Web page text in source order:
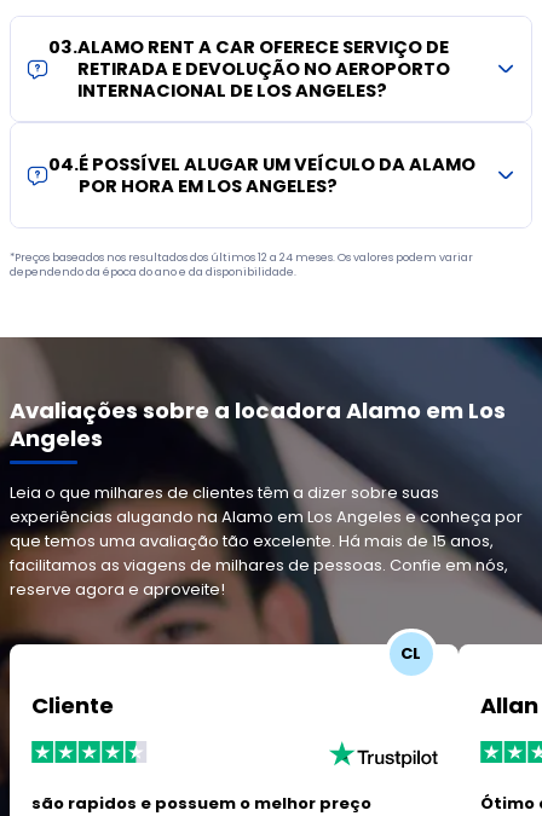
03.ALAMO RENT A CAR OFERECE SERVIÇO DE
RETIRADA E DEVOLUÇÃO NO AEROPORTO
INTERNACIONAL DE LOS ANGELES?
04.É POSSÍVEL ALUGAR UM VEÍCULO DA ALAMO
POR HORA EM LOS ANGELES?
*Preços baseados nos resultados dos últimos 12 a 24 meses. Os valores podem variar
dependendo da época do ano e da disponibilidade.
Avaliações sobre a locadora Alamo em Los
Angeles
Leia o que milhares de clientes têm a dizer sobre suas
experiências alugando na Alamo em Los Angeles e conheça por
que temos uma avaliação tão excelente. Há mais de 15 anos,
facilitamos as viagens de milhares de pessoas. Confie em nós,
reserve agora e aproveite!
CL
Cliente
são rapidos e possuem o melhor preço
Allan
Ótimo